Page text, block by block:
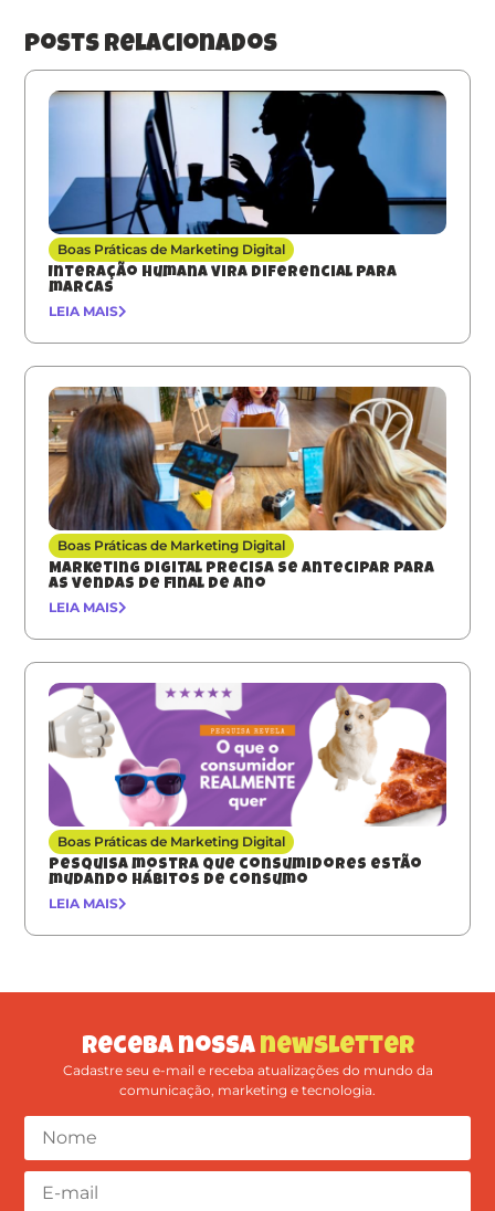
posts relacionados
Boas Práticas de Marketing Digital
Interação humana vira diferencial para
marcas
LEIA MAIS
Boas Práticas de Marketing Digital
Marketing digital precisa se antecipar para
as vendas de final de ano
LEIA MAIS
Boas Práticas de Marketing Digital
Pesquisa mostra que consumidores estão
mudando hábitos de consumo
LEIA MAIS
Receba nossa newsletter
Cadastre seu e-mail e receba atualizações do mundo da
comunicação, marketing e tecnologia.